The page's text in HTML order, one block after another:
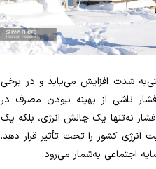
شدت افزایش می‌یابد و در برخی
ناشی از بهینه نبودن مصرف در
نه‌تنها یک چالش انرژی، بلکه یک
انرژی کشور را تحت تأثیر قرار دهد.
اجتماعی به‌شمار می‌رود.